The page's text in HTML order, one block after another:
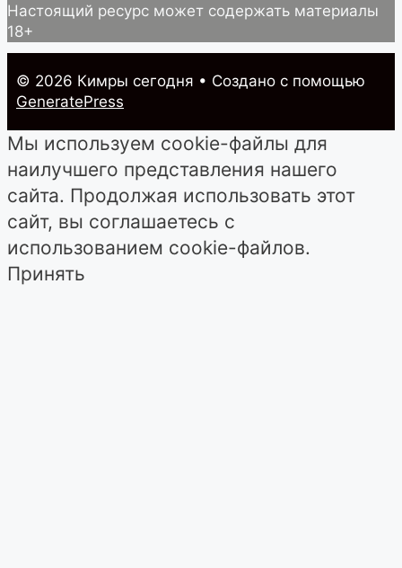
Настоящий ресурс может содержать материалы
18+
© 2026 Кимры cегодня • Создано с помощью
GeneratePress
Мы используем cookie-файлы для
наилучшего представления нашего
сайта. Продолжая использовать этот
сайт, вы соглашаетесь с
использованием cookie-файлов.
Принять